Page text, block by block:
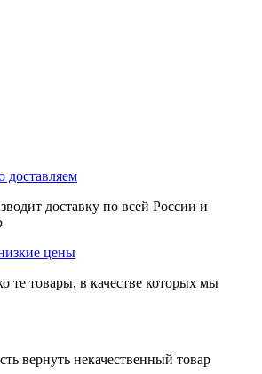
доставляем
доставку по всей России и
цены
те товары, в качестве которых мы
вернуть некачественный товар